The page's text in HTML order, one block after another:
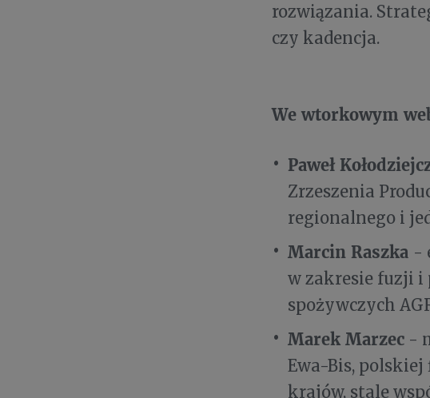
rozwiązania.
czy kadencja.
We wtorkowym
Paweł
Zrzeszenia
regionalnego i
Marcin Raszka -
w zakresie fuzji i
spożywczych
Marek Marzec -
Ewa-Bis,
krajów, stale